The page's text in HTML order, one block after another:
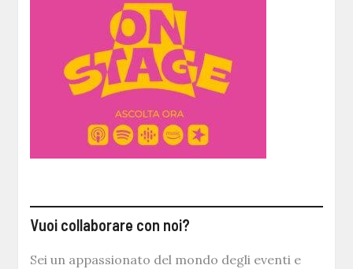
Vuoi collaborare con noi?
Sei un appassionato del mondo degli eventi e